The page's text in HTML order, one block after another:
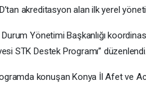
akreditasyon alan ilk yerel
Yönetimi Başkanlığı
STK Destek Programı” düzenlendi.
konuşan Konya İl Afet ve